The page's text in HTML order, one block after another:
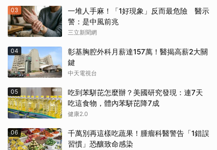
03
一堆人手麻！「1好現象」反而最危險 醫示
警：是中風前兆
三立新聞網
04
彰基胸腔外科月薪達157萬！醫揭高薪2大關
鍵
中天電視台
05
吃到苯駢芘怎麼辦？美國研究發現：連7天
吃這食物，體內苯駢芘降7成
健康2.0
06
千萬別再這樣吃蔬果！腫瘤科醫警告「1錯誤
習慣」恐釀致命感染